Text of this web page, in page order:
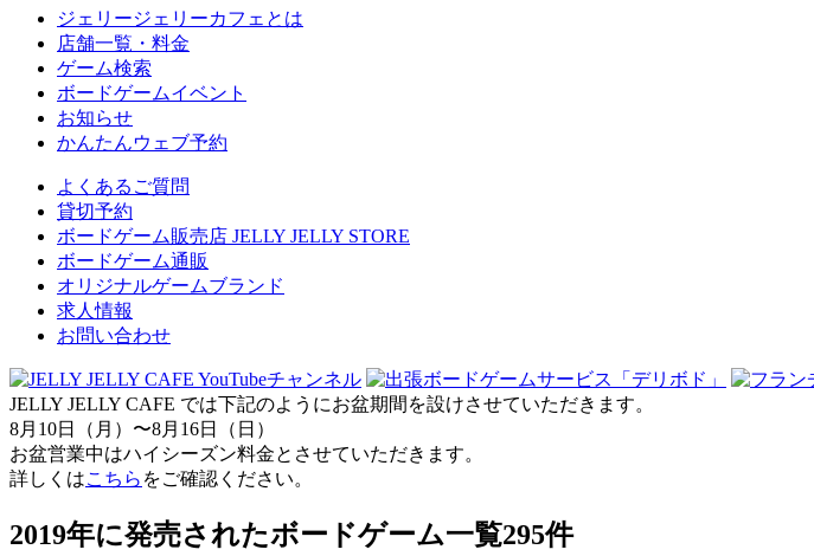
ジェリージェリーカフェとは
店舗一覧・料金
ゲーム検索
ボードゲームイベント
お知らせ
かんたんウェブ予約
よくあるご質問
貸切予約
ボードゲーム販売店 JELLY JELLY STORE
ボードゲーム通販
オリジナルゲームブランド
求人情報
お問い合わせ
JELLY JELLY CAFE では下記のようにお盆期間を設けさせていただきます。
8月10日（月）〜8月16日（日）
お盆営業中はハイシーズン料金とさせていただきます。
詳しくはこちら をご確認ください。
2019年に発売されたボードゲーム一覧295件